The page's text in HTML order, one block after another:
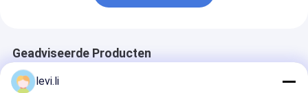
Geadviseerde Producten
levi.li